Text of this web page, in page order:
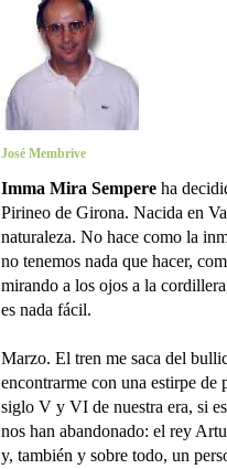
José Membrive
Imma Mira Sempere ha
Pirineo de Girona. Nacida en
naturaleza. No hace como la
no tenemos nada que hacer,
mirando a los ojos a la
es nada fácil.
Marzo. El tren me saca del
encontrarme con una estirpe de
siglo V y VI de nuestra era, si
nos han abandonado: el rey
y, también y sobre todo, un